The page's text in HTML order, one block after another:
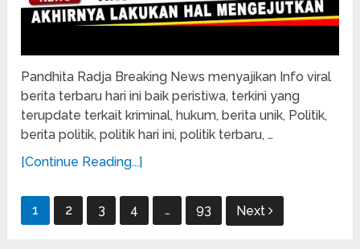
Pandhita Radja Breaking News menyajikan Info viral
berita terbaru hari ini baik peristiwa, terkini yang
terupdate terkait kriminal, hukum, berita unik, Politik,
berita politik, politik hari ini, politik terbaru, …
[Continue Reading...]
Posts
1 2 3 4 … 93 Next